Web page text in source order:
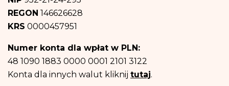
sprzeciwu – rezygnacji z newslettera
Następnie – w niezbędnym zakresie, do realizacji celów wymienionych w
punktach b) oraz c) powyżej.
Posiadasz prawo dostępu do treści swoich danych oraz prawo ich
sprostowania, usunięcia, ograniczenia przetwarzania, prawo do przenoszenia
danych, prawo wniesienia sprzeciwu, prawo do przenoszenia danych.
Ochrony Danych Osobowych, w razie uznania, iż przetwarzanie danych
REGON 146626628
KRS 0000457951
Numer konta dla wpłat w PLN:
48 1090 1883 0000 0001 2101 3122
Konta dla innych walut kliknij tutaj.